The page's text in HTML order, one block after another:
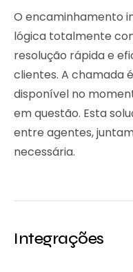
O encaminhamento
lógica totalmente
resolução rápida e
clientes. A chamada
disponível no
em questão. Esta
entre agentes,
necessária.
Integrações